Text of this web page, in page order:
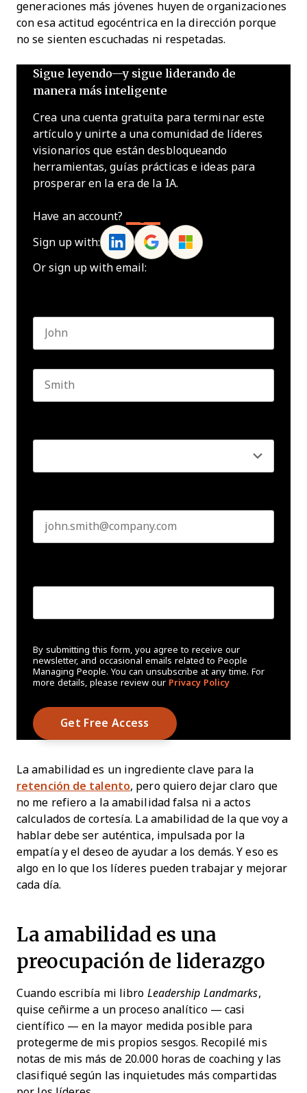
generaciones más jóvenes huyen de organizaciones
con esa actitud egocéntrica en la dirección porque
no se sienten escuchadas ni respetadas.
Sigue leyendo—y sigue liderando de
manera más inteligente
Crea una cuenta gratuita para terminar este
artículo y unirte a una comunidad de líderes
visionarios que están desbloqueando
herramientas, guías prácticas e ideas para
prosperar en la era de la IA.
Have an account?
Sign up with:
Or sign up with email:
By submitting this form, you agree to receive our
newsletter, and occasional emails related to People
Managing People. You can unsubscribe at any time. For
more details, please review our Privacy Policy
La amabilidad es un ingrediente clave para la
retención de talento, pero quiero dejar claro que
no me refiero a la amabilidad falsa ni a actos
calculados de cortesía. La amabilidad de la que voy a
hablar debe ser auténtica, impulsada por la
empatía y el deseo de ayudar a los demás. Y eso es
algo en lo que los líderes pueden trabajar y mejorar
cada día.
La amabilidad es una
preocupación de liderazgo
Cuando escribía mi libro Leadership Landmarks,
quise ceñirme a un proceso analítico — casi
científico — en la mayor medida posible para
protegerme de mis propios sesgos. Recopilé mis
notas de mis más de 20.000 horas de coaching y las
clasifiqué según las inquietudes más compartidas